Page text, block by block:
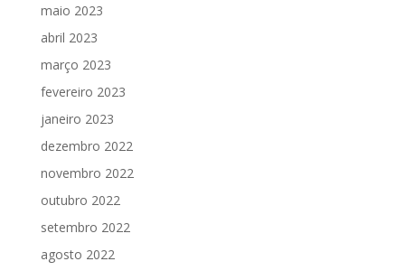
maio 2023
abril 2023
março 2023
fevereiro 2023
janeiro 2023
dezembro 2022
novembro 2022
outubro 2022
setembro 2022
agosto 2022